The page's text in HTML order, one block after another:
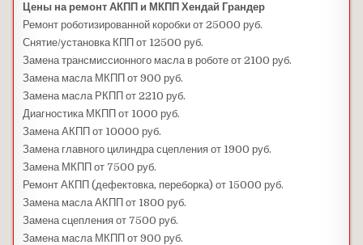
Цены на ремонт АКПП и МКПП Хендай Грандер
Ремонт роботизированной коробки от 25000 руб.
Снятие/установка КПП от 12500 руб.
Замена трансмиссионного масла в роботе от 2100 руб.
Замена масла МКПП от 900 руб.
Замена масла РКПП от 2210 руб.
Диагностика МКПП от 1000 руб.
Замена АКПП от 10000 руб.
Замена главного цилиндра сцепления от 1900 руб.
Замена МКПП от 7500 руб.
Ремонт АКПП (дефектовка, переборка) от 15000 руб.
Замена масла АКПП от 1800 руб.
Замена сцепления от 7500 руб.
Замена масла МКПП от 900 руб.